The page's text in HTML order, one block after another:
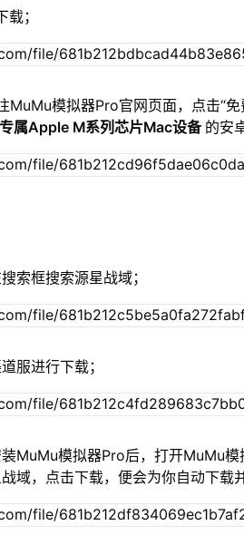
；
MuMu模拟器Pro官网页面，点击“
专属Apple M系列芯片Mac设备 的安
索框搜索源星战域；
服进行下载；
MuMu模拟器Pro后，打开MuMu
域，点击下载，便会为你自动下载